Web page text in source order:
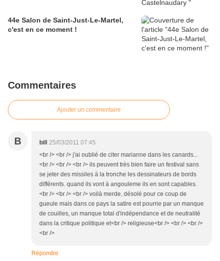
44e Salon de Saint-Just-Le-Martel,
c'est en ce moment !
Commentaires
Ajouter un commentaire
B bill
25/03/2011 07:45
<br /> <br /> j'ai oublié de citer marianne dans les canards...
<br /> <br /> <br /> ils peuvent très bien faire un festival sans
se jeter des missiles à la tronche les dessinateurs de bords
différents. quand ils vont à angouleme ils en sont capables.
<br /> <br /> <br /> voilà merde, désolé pour ce coup de
gueule mais dans ce pays la satire est pourrie par un manque
de couilles, un manque total d'indépendance et de neutralité
dans la critique politique et<br /> religieuse<br /> <br /> <br />
<br />
Répondre